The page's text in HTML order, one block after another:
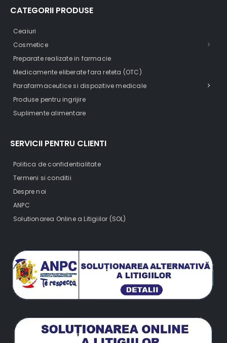
CATEGORII PRODUSE
Ceaiuri
Cosmetice
Preparate realizate in farmacie
Medicamente eliberate fara reteta (OTC)
Parafarmaceutice si dispozitive medicale
Produse pentru ingrijire
Suplimente alimentare
SERVICII PENTRU CLIENTI
Politica de confidentialitate
Termeni si conditii
Despre noi
ANPC
Solutionarea Online a Litigiilor (SOL)